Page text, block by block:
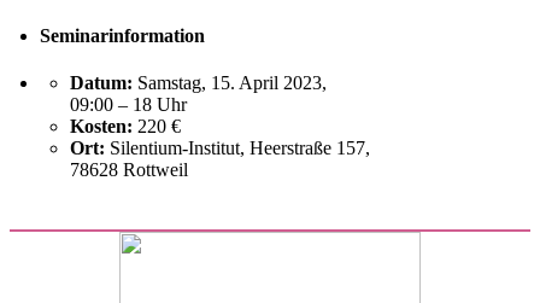
Seminarinformation
Datum: Samstag, 15. April 2023,
09:00 – 18 Uhr
Kosten: 220 €
Ort: Silentium-Institut, Heerstraße 157,
78628 Rottweil